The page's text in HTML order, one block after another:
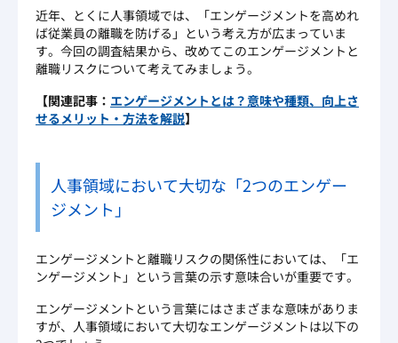
近年、とくに人事領域では、「エンゲージメントを高めれ
ば従業員の離職を防げる」という考え方が広まっていま
す。今回の調査結果から、改めてこのエンゲージメントと
離職リスクについて考えてみましょう。
【関連記事： エンゲージメントとは？意味や種類、向上さ
せるメリット・方法を解説】
人事領域において大切な「2つのエンゲー
ジメント」
エンゲージメントと離職リスクの関係性においては、「エ
ンゲージメント」という言葉の示す意味合いが重要です。
エンゲージメントという言葉にはさまざまな意味がありま
すが、人事領域において大切なエンゲージメントは以下の